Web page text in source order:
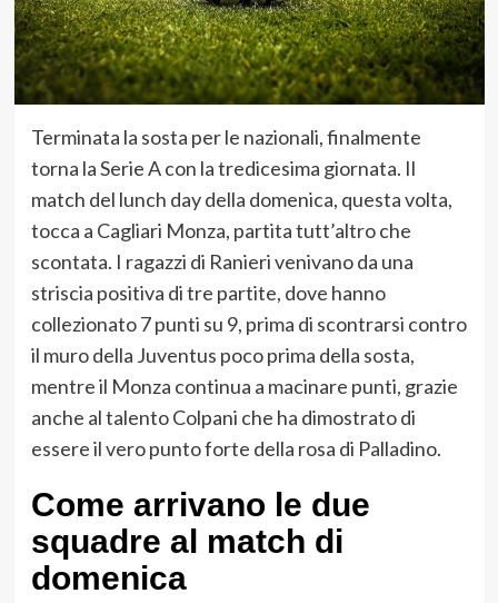
Terminata la sosta per le nazionali, finalmente
torna la Serie A con la tredicesima giornata. Il
match del lunch day della domenica, questa volta,
tocca a Cagliari Monza, partita tutt’altro che
scontata. I ragazzi di Ranieri venivano da una
striscia positiva di tre partite, dove hanno
collezionato 7 punti su 9, prima di scontrarsi contro
il muro della Juventus poco prima della sosta,
mentre il Monza continua a macinare punti, grazie
anche al talento Colpani che ha dimostrato di
essere il vero punto forte della rosa di Palladino.
Come arrivano le due
squadre al match di
domenica